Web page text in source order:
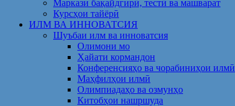
Маркази бақайдгирӣ, тестӣ ва машварат
Курсҳои тайёрӣ
ИЛМ ВА ИННОВАТСИЯ
Шуъбаи илм ва инноватсия
Олимони мо
Ҳайати кормандон
Конференсияҳо ва чорабиниҳои илмӣ
Маҳфилҳои илмӣ
Олимпиадаҳо ва озмунҳо
Китобҳои нашршуда